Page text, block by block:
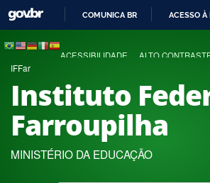
COMUNICA BR ACESSO À
ACESSIBILIDADE ALTO
IFFar
Instituto
Farroupilha
MINISTÉRIO DA EDUCAÇÃO